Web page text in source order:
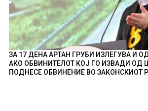
ЗА 17 ДЕНА АРТАН ГРУБИ ИЗЛЕГУВА И
АКО ОБВИНИТЕЛОТ КОЈ ГО ИЗВАДИ ОД
ПОДНЕСЕ ОБВИНЕНИЕ ВО ЗАКОНСКИОТ